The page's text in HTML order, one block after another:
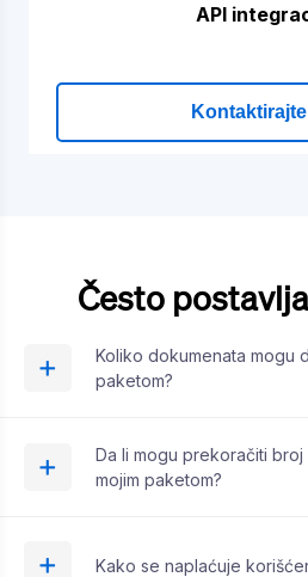
API
Često
Koliko dokumenata mogu
paketom?
Da li mogu prekoračiti
mojim paketom?
Kako se naplaćuje